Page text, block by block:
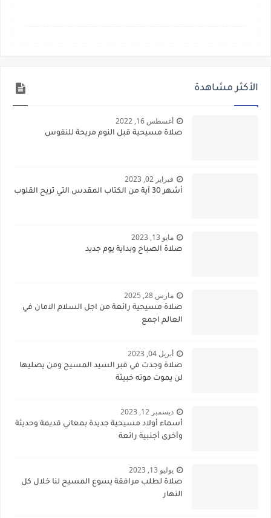
الأكثر مشاهدة
أغسطس 16, 2022
صلاة مسيحية قبل النوم مريحة للنفوس
فبراير 02, 2023
أشهر 30 آية من الكتاب المقدس التي تريح القلوب
مايو 13, 2023
صلاة الصباح وبداية يوم جديد
مارس 28, 2025
صلاة مسيحية رائعة من اجل السلام الامان في
العالم اجمع
أبريل 04, 2023
صلاة وجدت في قبر السيد المسيح ومن يصليها
لن يموت موته خبيثة
ديسمبر 12, 2023
أسماء أولاد مسيحية جديدة بمعاني قديمة وحديثة
وأخرى أجنبية رائعة
يوليو 13, 2023
صلاة لطلب مرافقة يسوع المسيح لنا خلال كل
النهار